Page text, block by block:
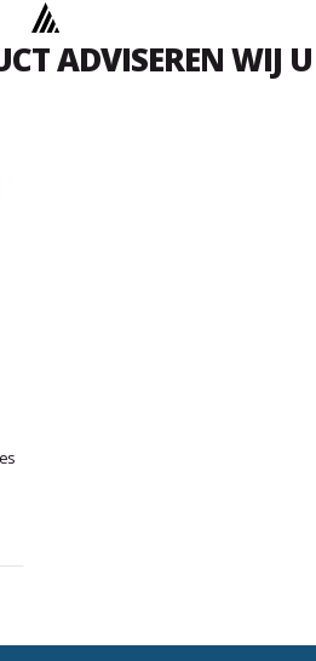
ADVISEREN WIJ U